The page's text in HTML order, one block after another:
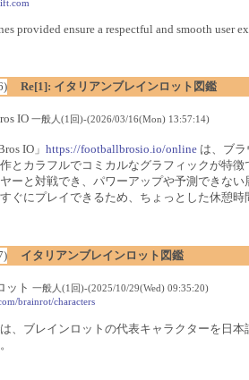
provided ensure a respectful and smooth user
Re[1]: イタリアンブレインロット図鑑
IO 一般人(1回)-(2026/03/16(Mon) 13:57:14)
IO」 https://footballbrosio.io/onlineは、ブラ
とカラフルでコミカルなグラフィックが特
ーと対戦でき、パワーアップや予測できな
ぐにプレイできるため、ちょっとした休憩
イタリアンブレインロット図鑑
ット 一般人(1回)-(2025/10/29(Wed) 09:35:20)
brainrot/characters
、ブレインロットの代表キャラクターを日